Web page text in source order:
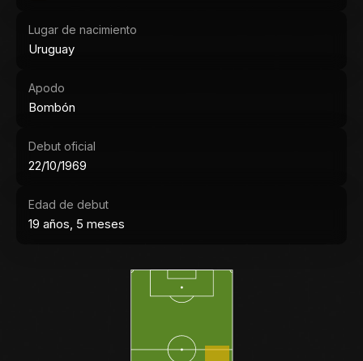
Lugar de nacimiento
Uruguay
Apodo
Bombón
Debut oficial
22/10/1969
Edad de debut
19 años, 5 meses